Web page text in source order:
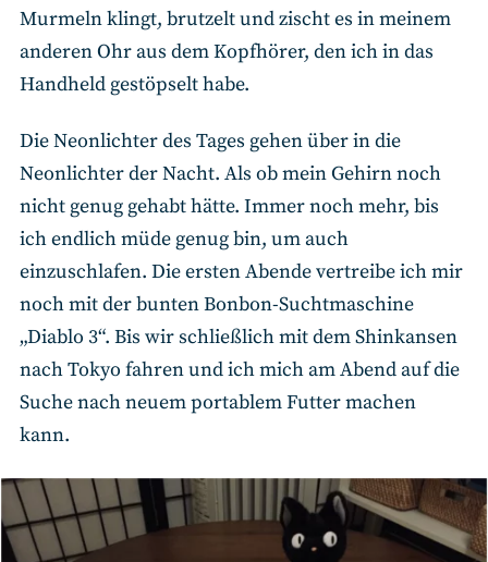
Murmeln klingt, brutzelt und zischt es in meinem
anderen Ohr aus dem Kopfhörer, den ich in das
Handheld gestöpselt habe.
Die Neonlichter des Tages gehen über in die
Neonlichter der Nacht. Als ob mein Gehirn noch
nicht genug gehabt hätte. Immer noch mehr, bis
ich endlich müde genug bin, um auch
einzuschlafen. Die ersten Abende vertreibe ich mir
noch mit der bunten Bonbon-Suchtmaschine
„Diablo 3“. Bis wir schließlich mit dem Shinkansen
nach Tokyo fahren und ich mich am Abend auf die
Suche nach neuem portablem Futter machen
kann.